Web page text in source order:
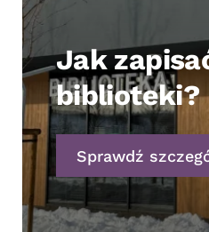
Jak
biblioteki?
Sprawdź